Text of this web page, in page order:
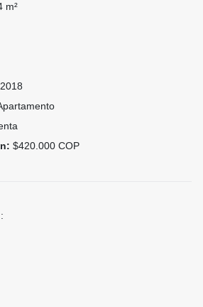
m²
2018
$420.000 COP